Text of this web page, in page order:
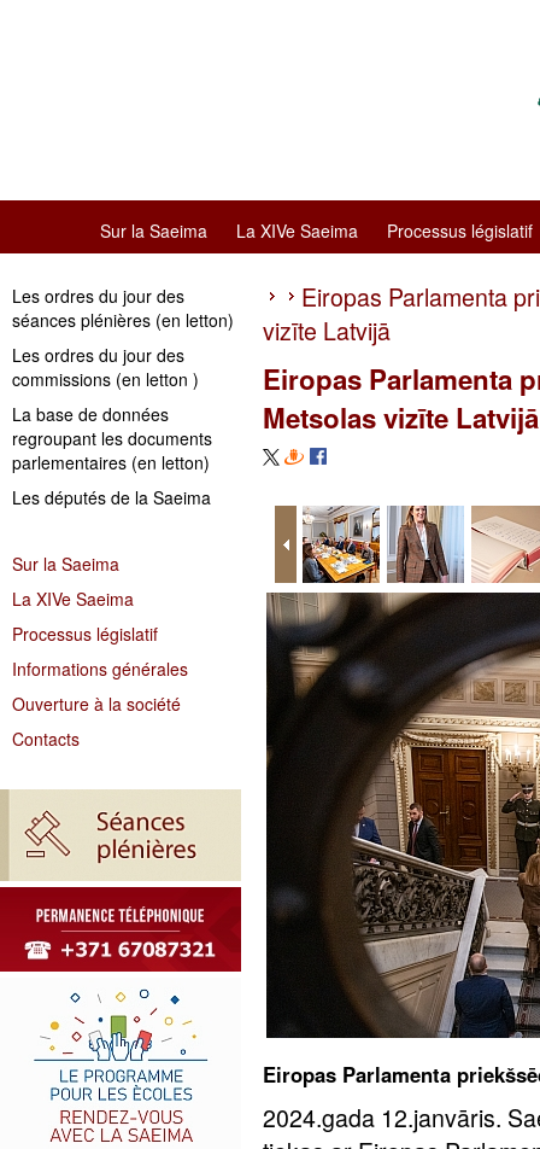
Sur la Saeima La XIVe Saeima Processus législatif
Les ordres du jour des
séances plénières (en letton)
Les ordres du jour des
commissions (en letton )
La base de données
regroupant les documents
parlementaires (en letton)
Les députés de la Saeima
Sur la Saeima
La XIVe Saeima
Processus législatif
Informations générales
Ouverture à la société
Contacts
Eiropas Parlamenta
vizīte Latvijā
Eiropas Parlamenta
Metsolas vizīte Latvijā
Eiropas Parlamenta
2024.gada 12.janvāris.